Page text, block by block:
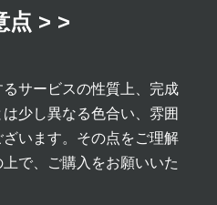
点 > >
サービスの性質上、完成
少し異なる色合い、雰囲
います。その点をご理解
で、ご購入をお願いいた